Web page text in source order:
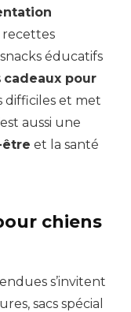
recettes
éducatifs
cadeaux pour
difficiles et met
aussi une
et la santé
chiens
s’invitent
sacs spécial